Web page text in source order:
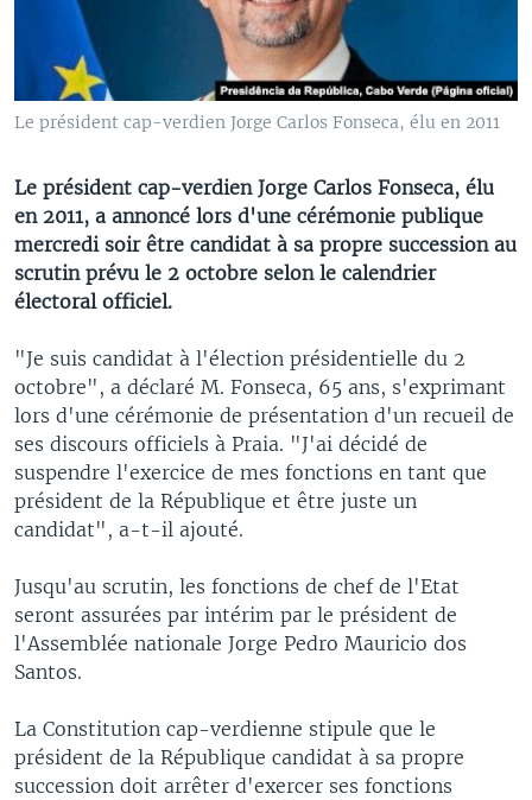
Le président cap-verdien Jorge Carlos Fonseca, élu en 2011
Le président cap-verdien Jorge Carlos Fonseca, élu
en 2011, a annoncé lors d'une cérémonie publique
mercredi soir être candidat à sa propre succession au
scrutin prévu le 2 octobre selon le calendrier
électoral officiel.
"Je suis candidat à l'élection présidentielle du 2
octobre", a déclaré M. Fonseca, 65 ans, s'exprimant
lors d'une cérémonie de présentation d'un recueil de
ses discours officiels à Praia. "J'ai décidé de
suspendre l'exercice de mes fonctions en tant que
président de la République et être juste un
candidat", a-t-il ajouté.
Jusqu'au scrutin, les fonctions de chef de l'Etat
seront assurées par intérim par le président de
l'Assemblée nationale Jorge Pedro Mauricio dos
Santos.
La Constitution cap-verdienne stipule que le
président de la République candidat à sa propre
succession doit arrêter d'exercer ses fonctions